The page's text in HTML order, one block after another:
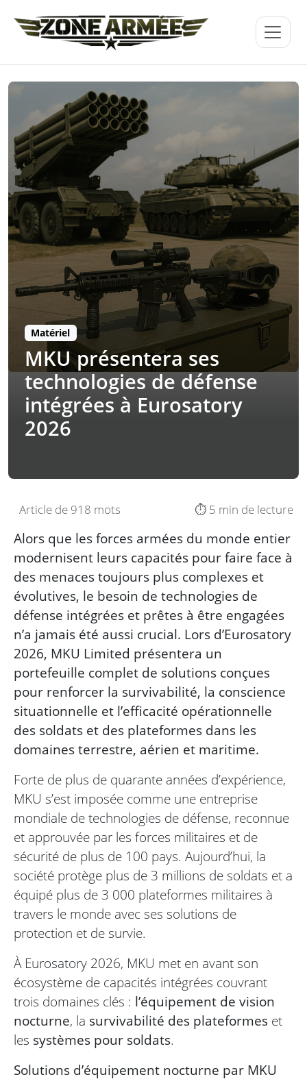
Matériel
MKU présentera ses
technologies de défense
intégrées à Eurosatory
2026
Article de 918 mots ⏱️ 5 min de lecture
Alors que les forces armées du monde entier
modernisent leurs capacités pour faire face à
des menaces toujours plus complexes et
évolutives, le besoin de technologies de
défense intégrées et prêtes à être engagées
n’a jamais été aussi crucial. Lors d’Eurosatory
2026, MKU Limited présentera un
portefeuille complet de solutions conçues
pour renforcer la survivabilité, la conscience
situationnelle et l’efficacité opérationnelle
des soldats et des plateformes dans les
domaines terrestre, aérien et maritime.
Forte de plus de quarante années d’expérience,
MKU s’est imposée comme une entreprise
mondiale de technologies de défense, reconnue
et approuvée par les forces militaires et de
sécurité de plus de 100 pays. Aujourd’hui, la
société protège plus de 3 millions de soldats et a
équipé plus de 3 000 plateformes militaires à
travers le monde avec ses solutions de
protection et de survie.
À Eurosatory 2026, MKU met en avant son
écosystème de capacités intégrées couvrant
trois domaines clés : l’équipement de vision
nocturne, la survivabilité des plateformes et
les systèmes pour soldats.
Solutions d’équipement nocturne par MKU